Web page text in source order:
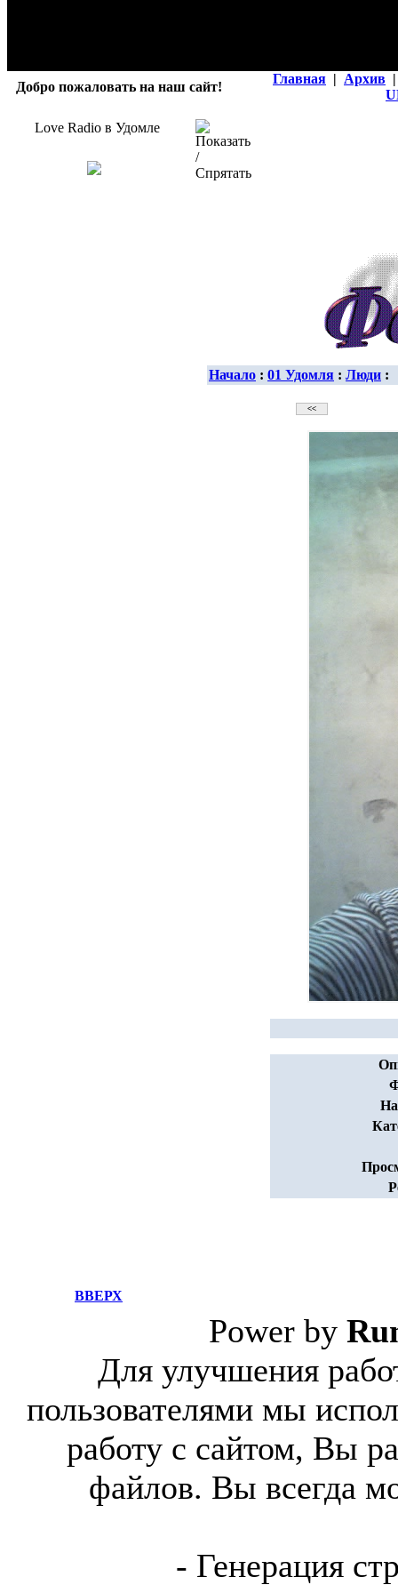
Добро пожаловать на наш сайт!
Главная | Архив |
Love Radio в Удомле
Начало : 01 Удомля : Люди :
ВВЕРХ
Power by
Для улучшения
пользователями мы
работу с сайтом, Вы
файлов. Вы всегда
- Генерация